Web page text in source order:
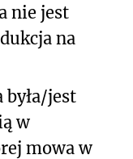
nie jest
na
była/jest
w
mowa w